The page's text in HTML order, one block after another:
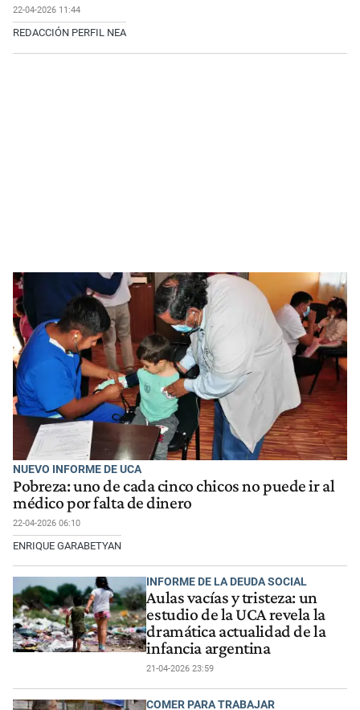
22-04-2026 11:44
REDACCIÓN PERFIL NEA
NUEVO INFORME DE UCA
Pobreza: uno de cada cinco chicos no puede ir al
médico por falta de dinero
22-04-2026 06:10
ENRIQUE GARABETYAN
INFORME DE LA DEUDA SOCIAL
Aulas vacías y tristeza: un
estudio de la UCA revela la
dramática actualidad de la
infancia argentina
21-04-2026 23:59
COMER PARA TRABAJAR